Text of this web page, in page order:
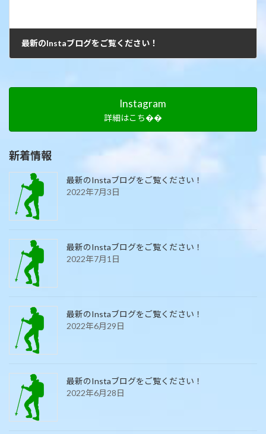
最新のInstaブログをご覧ください！
Instagram
詳細はこち��
新着情報
最新のInstaブログをご覧ください！
2022年7月3日
最新のInstaブログをご覧ください！
2022年7月1日
最新のInstaブログをご覧ください！
2022年6月29日
最新のInstaブログをご覧ください！
2022年6月28日